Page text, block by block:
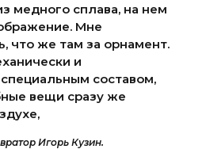
медного сплава, на нем
Мне
что же там за орнамент.
и
составом,
вещи сразу же
Игорь Кузин.